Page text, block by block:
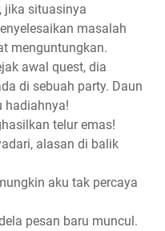
jika situasinya
masalah
menguntungkan.
awal quest, dia
di sebuah party. Daun
hadiahnya!
telur emas!
alasan di balik
aku tak percaya
pesan baru muncul.